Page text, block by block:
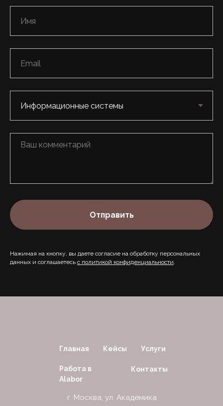
Отправить
Нажимая на кнопку, вы даете согласие на обработку персональных
данных и соглашаетесь c политикой конфиденциальности.
Главная Кейсы Услуги
Работа в
Alabor
Контакты
г. Москва, ул. Академика